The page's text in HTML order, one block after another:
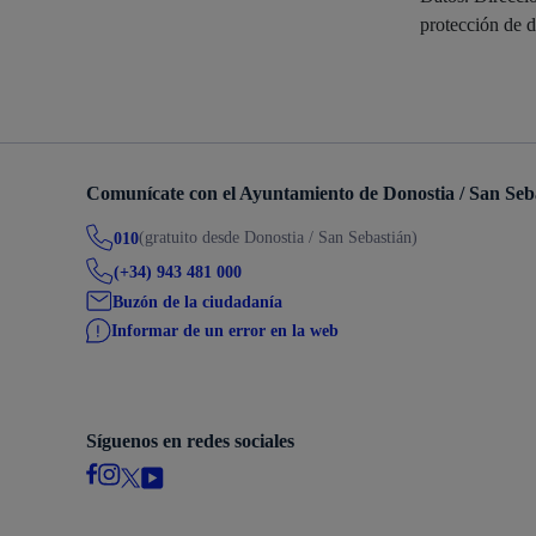
protección de
Comunícate con el Ayuntamiento de Donostia / San
010(gratuito desde Donostia / San Sebastián)
(+34) 943 481 000
Buzón de la ciudadanía
Informar de un error en la web
Síguenos en redes sociales